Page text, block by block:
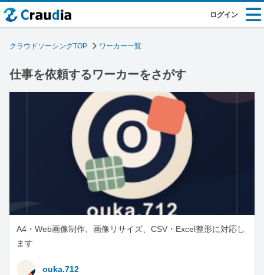
ログイン
クラウドソーシングTOP ワーカー一覧
仕事を依頼するワーカーをさがす
A4・Web画像制作、画像リサイズ、CSV・Excel整形に対応し
ます
ouka.712